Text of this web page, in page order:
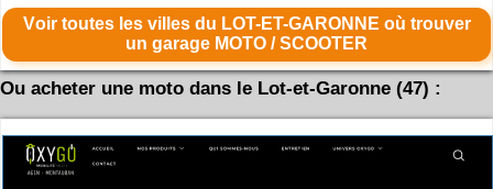
Voir toutes les villes du LOT-ET-GARONNE où trouver
un garage MOTO / SCOOTER
Ou acheter une moto dans le Lot-et-Garonne (47) :